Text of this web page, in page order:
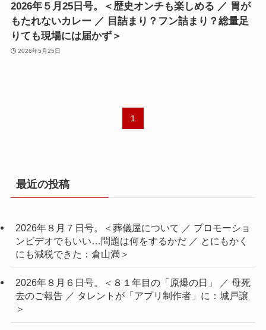
2026年５月25日号。＜歴史オンチも楽しめる ／ 胃が
もたれないカレー ／ 目詰まり？フン詰まり？総量足
りても現場には届かず＞
2026年5月25日
1
最近の投稿
2026年８月７日号。＜葬儀屋について ／ プロモーショ
ンビデオでもいい…問題は何をするかだ ／ とにもかく
にも減税できた：倉山満＞
2026年８月６日号。＜８１年目の「原爆の日」 ／ 母死
去のご報告 ／ タレントが「アプリ制作者」に：城戸譲
＞